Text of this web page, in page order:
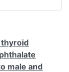
male and